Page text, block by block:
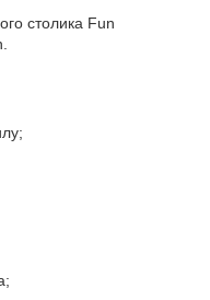
столика Fun